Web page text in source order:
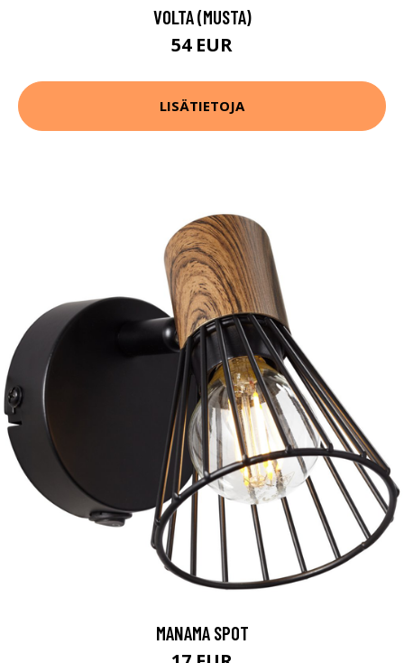
VOLTA (MUSTA)
54 EUR
LISÄTIETOJA
MANAMA SPOT